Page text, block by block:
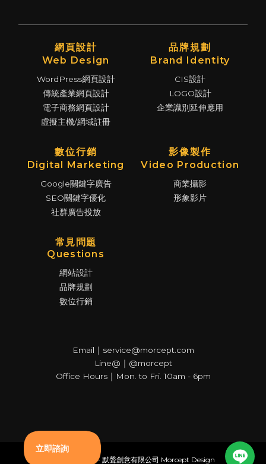
網頁設計
Web Design
WordPress網頁設計
傳統產業網頁設計
電子商務網頁設計
虛擬主機/網域註冊
品牌規劃
Brand Identity
CIS設計
LOGO設計
企業識別延伸應用
數位行銷
Digital Marketing
Google關鍵字廣告
SEO關鍵字優化
社群廣告投放
影像製作
Video Production
商業攝影
形象影片
常見問題
Questions
網站設計
品牌規劃
數位行銷
Email｜service@morcept.com
Line@｜@morcept
Office Hours｜Mon. to Fri. 10am - 6pm
© Copyright - 默聲創意有限公司 Morcept Design